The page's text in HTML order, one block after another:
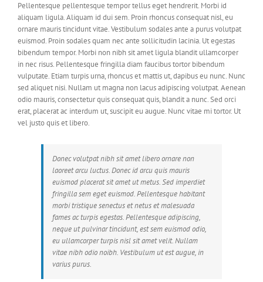
Pellentesque pellentesque tempor tellus eget hendrerit. Morbi id
aliquam ligula. Aliquam id dui sem. Proin rhoncus consequat nisl, eu
ornare mauris tincidunt vitae. Vestibulum sodales ante a purus volutpat
euismod. Proin sodales quam nec ante sollicitudin lacinia. Ut egestas
bibendum tempor. Morbi non nibh sit amet ligula blandit ullamcorper
in nec risus. Pellentesque fringilla diam faucibus tortor bibendum
vulputate. Etiam turpis urna, rhoncus et mattis ut, dapibus eu nunc. Nunc
sed aliquet nisi. Nullam ut magna non lacus adipiscing volutpat. Aenean
odio mauris, consectetur quis consequat quis, blandit a nunc. Sed orci
erat, placerat ac interdum ut, suscipit eu augue. Nunc vitae mi tortor. Ut
vel justo quis et libero.
Donec volutpat nibh sit amet libero ornare non
laoreet arcu luctus. Donec id arcu quis mauris
euismod placerat sit amet ut metus. Sed imperdiet
fringilla sem eget euismod. Pellentesque habitant
morbi tristique senectus et netus et malesuada
fames ac turpis egestas. Pellentesque adipiscing,
neque ut pulvinar tincidunt, est sem euismod odio,
eu ullamcorper turpis nisl sit amet velit. Nullam
vitae nibh odio noibh. Vestibulum ut est augue, in
varius purus.